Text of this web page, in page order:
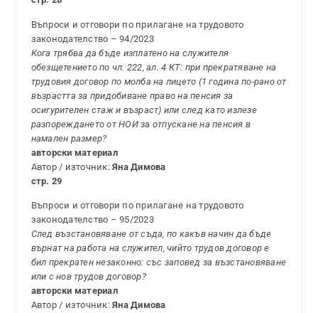
Въпроси и отговори по прилагане на трудовото
законодателство – 94/2023
Кога трябва да бъде изплатено на служителя
обезщетението по чл. 222, ал. 4 КТ: при прекратяване на
трудовия договор по молба на лицето (1 година по-рано от
възрастта за придобиване право на пенсия за
осигурителен стаж и възраст) или след като излезе
разпореждането от НОИ за отпускане на пенсия в
намален размер?
авторски материал
Автор / източник:Яна Димова
стр. 29
Въпроси и отговори по прилагане на трудовото
законодателство – 95/2023
След възстановяване от съда, по какъв начин да бъде
върнат на работа на служител, чийто трудов договор е
бил прекратен незаконно: със заповед за възстановяване
или с нов трудов договор?
авторски материал
Автор / източник:Яна Димова